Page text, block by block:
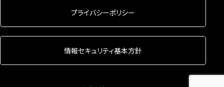
プライバシーポリシー
情報セキュリティ基本方針